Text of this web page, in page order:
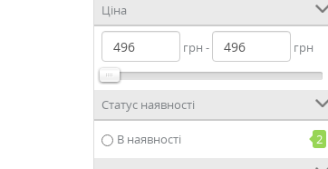
Ціна
грн - грн
Статус наявності
В наявності 2